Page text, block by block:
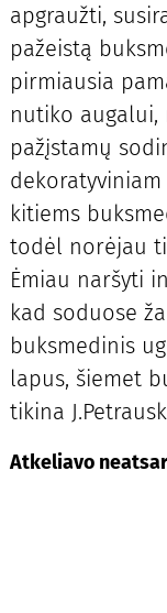
apgraužti,
pažeistą
pirmiausia
nutiko augalui,
pažįstamų
kitiems
todėl norėjau
Ėmiau naršyti
kad soduose
buksmedinis
lapus, šiemet
tikina
Atkeliavo